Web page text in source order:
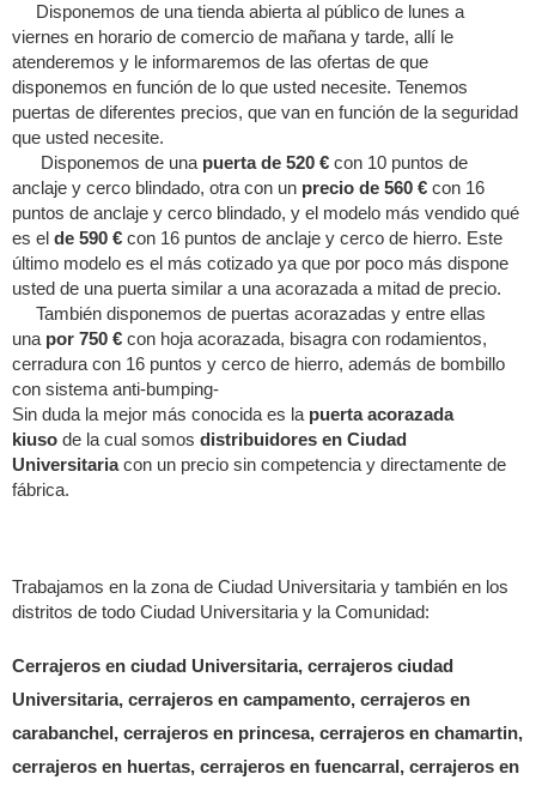
Disponemos de una tienda abierta al público de lunes a
viernes en horario de comercio de mañana y tarde, allí le
atenderemos y le informaremos de las ofertas de que
disponemos en función de lo que usted necesite. Tenemos
puertas de diferentes precios, que van en función de la seguridad
que usted necesite.
Disponemos de una puerta de 520 € con 10 puntos de
anclaje y cerco blindado, otra con un precio de 560 € con 16
puntos de anclaje y cerco blindado, y el modelo más vendido qué
es el de 590 € con 16 puntos de anclaje y cerco de hierro. Este
último modelo es el más cotizado ya que por poco más dispone
usted de una puerta similar a una acorazada a mitad de precio.
También disponemos de puertas acorazadas y entre ellas
una por 750 € con hoja acorazada, bisagra con rodamientos,
cerradura con 16 puntos y cerco de hierro, además de bombillo
con sistema anti-bumping-
Sin duda la mejor más conocida es la puerta acorazada
kiuso de la cual somos distribuidores en Ciudad
Universitariacon un precio sin competencia y directamente de
fábrica.
Trabajamos en la zona de Ciudad Universitaria y también en los
distritos de todo Ciudad Universitaria y la Comunidad:
Cerrajeros en ciudad Universitaria, cerrajeros ciudad
Universitaria, cerrajeros en campamento, cerrajeros en
carabanchel, cerrajeros en princesa, cerrajeros en chamartin,
cerrajeros en huertas, cerrajeros en fuencarral, cerrajeros en